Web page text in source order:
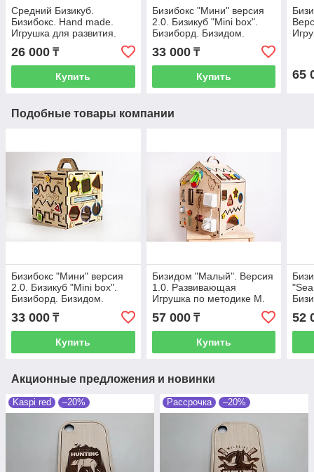
Средний Бизикуб.
Бизибокс. Hand made.
Игрушка для развития.
Развивашка.
26 000 ₸
Купить
Бизибокс "Мини" версия
2.0. Бизикуб "Mini box".
Бизиборд. Бизидом.
Ручная работа.
Развивающая игрушка.
33 000₸
Купить 65
Подобные товары компании
Бизибокс "Мини" версия
2.0. Бизикуб "Mini box".
Бизиборд. Бизидом.
Развивающая игрушка.
33 000 ₸
Купить
Бизидом "Малый". Версия
1.0. Развивающая
Игрушка по методике М.
Бизикуб. Бизиборд.
57 000₸
Купить
52
Акционные предложения и новинки
Kaspi red –20% Рассрочка –20%